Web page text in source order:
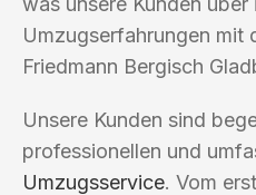
Umzugserfahrungen mit
Friedmann Bergisch
Unsere Kunden sind
professionellen und
Umzugsservice. Vom